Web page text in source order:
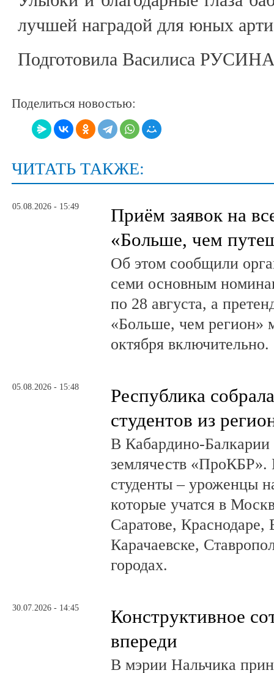
лучшей наградой для юных
Подготовила Василиса
Поделиться новостью:
ЧИТАТЬ ТАКЖЕ:
05.08.2026 - 15:49
Приём заявок на
«Больше, чем
Об этом сообщили
семи основным
по 28 августа, а
«Больше, чем регион»
октября включительно.
05.08.2026 - 15:48
Республика
студентов из
В Кабардино-
землячеств «ПроКБР».
студенты – уроженцы
которые учатся в
Саратове, Краснодаре,
Карачаевске,
городах.
30.07.2026 - 14:45
Конструктивное
впереди
В мэрии Нальчика